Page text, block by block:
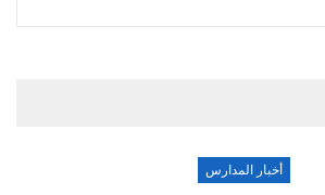
أخبار المدارس